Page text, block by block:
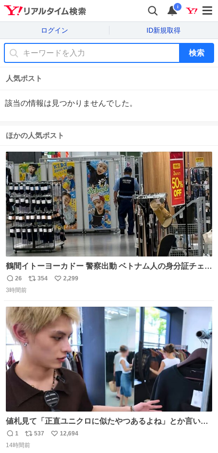
i
ログイン ID新規取得
検索
人気ポスト
該当の情報は見つかりませんでした。
ほかの人気ポスト
鶴間イトーヨーカドー 警察出動 ベトナム人の身分証チェッ
クを開店前に実施、店内まで見張りにきてます。不法滞在
者は覚悟してお越しください。
返
信
26
リ
ト
数
354
い
数
2,299
3時間前
値札見て「正直ユニクロに似たやつあるよね」とか言い出
すの好きすぎるWWWWWWWWWWWWW こちら側と同じ
感覚助かる🙂‍↕️🙂‍↕️🙂‍↕️
返
信
1
リ
ポ
537
い
12,694
14時間前